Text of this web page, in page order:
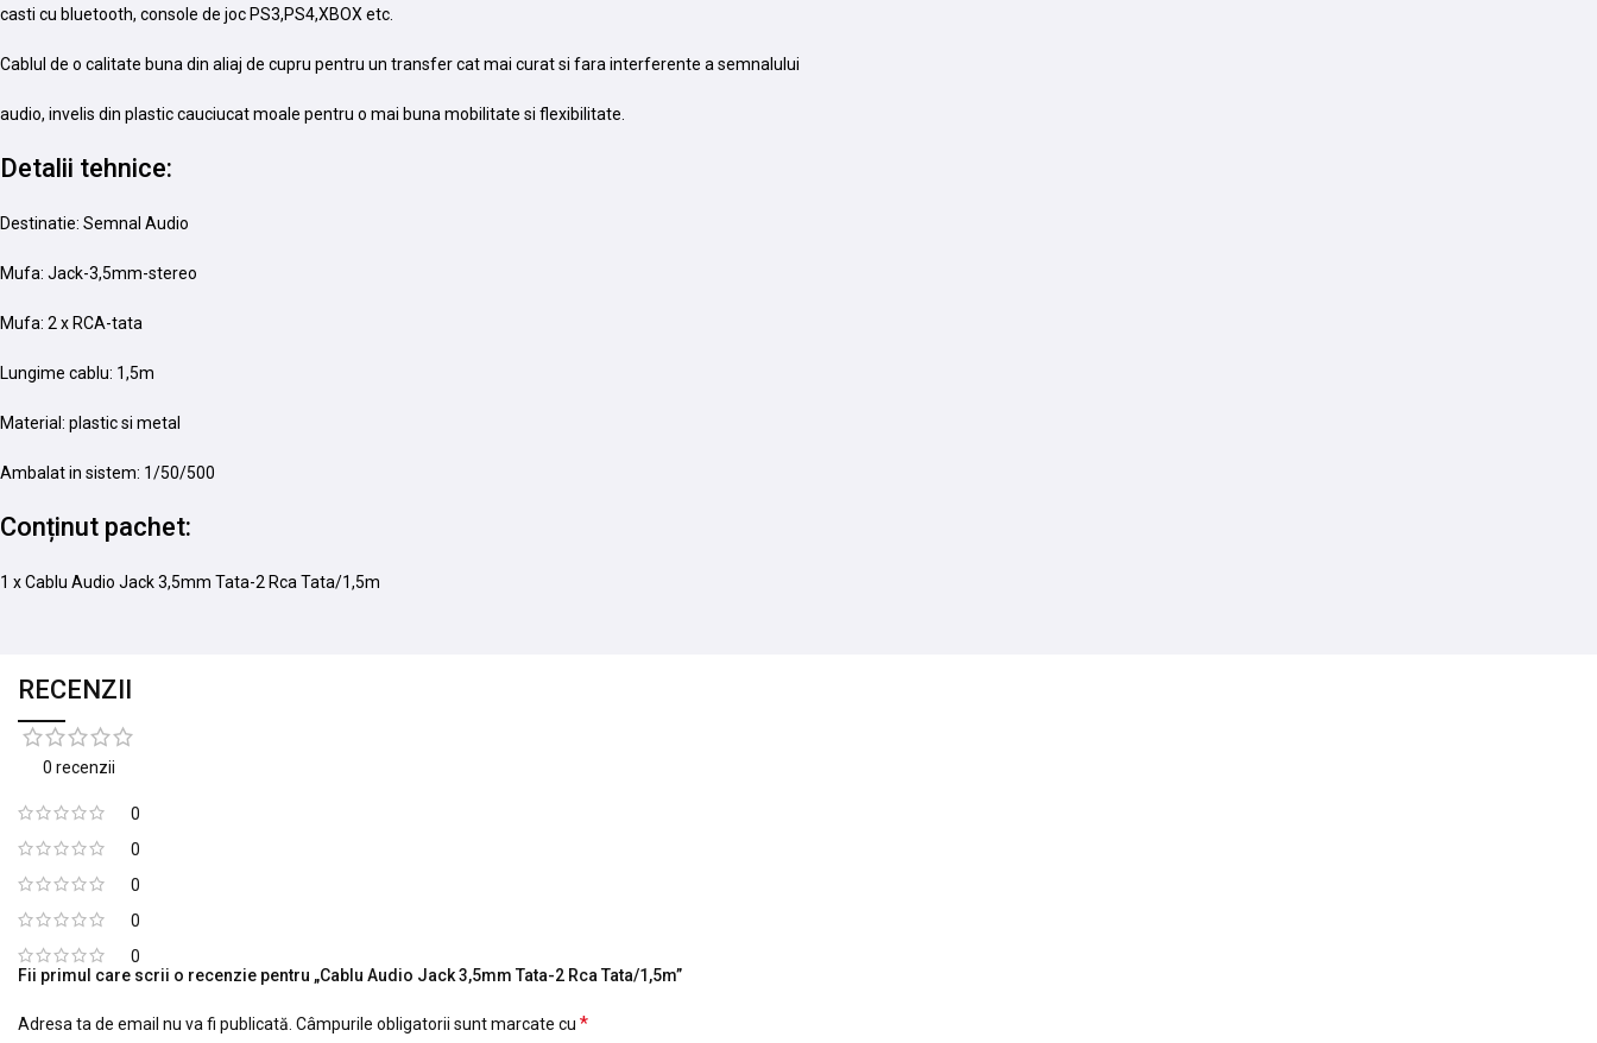
casti cu bluetooth, console de joc PS3,PS4,XBOX etc.
Cablul de o calitate buna din aliaj de cupru pentru un transfer cat mai curat si fara interferente a semnalului
audio, invelis din plastic cauciucat moale pentru o mai buna mobilitate si flexibilitate.
Detalii tehnice:
Destinatie: Semnal Audio
Mufa: Jack-3,5mm-stereo
Mufa: 2 x RCA-tata
Lungime cablu: 1,5m
Material: plastic si metal
Ambalat in sistem: 1/50/500
Conținut pachet:
1 x Cablu Audio Jack 3,5mm Tata-2 Rca Tata/1,5m
RECENZII
0 recenzii
0
0
0
0
0
Fii primul care scrii o recenzie pentru „Cablu Audio Jack 3,5mm Tata-2 Rca Tata/1,5m”
Adresa ta de email nu va fi publicată. Câmpurile obligatorii sunt marcate cu *